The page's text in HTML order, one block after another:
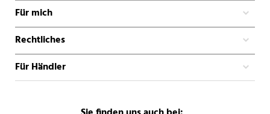
Für mich
Rechtliches
Für Händler